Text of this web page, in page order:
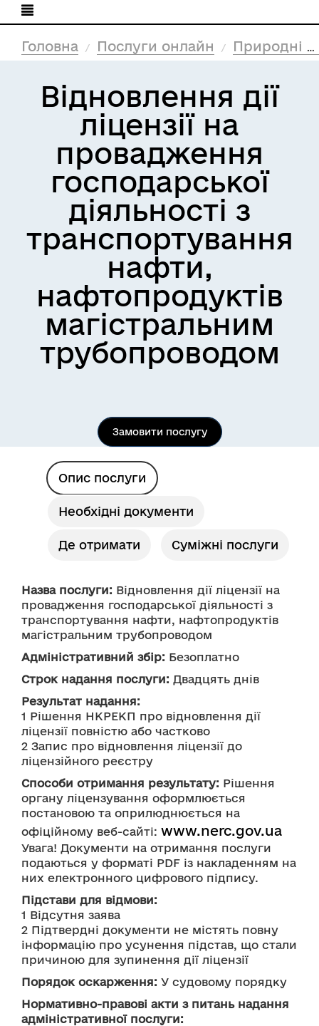
Головна Послуги онлайн Природні ресурси та екологія
Відновлення дії
ліцензії на
провадження
господарської
діяльності з
транспортування
нафти,
нафтопродуктів
магістральним
трубопроводом
Замовити послугу
Опис послуги
Необхідні документи
Де отримати Суміжні послуги
Назва послуги: Відновлення дії ліцензії на
провадження господарської діяльності з
транспортування нафти, нафтопродуктів
магістральним трубопроводом
Адміністративний збір: Безоплатно
Строк надання послуги: Двадцять днів
Результат надання:
1 Рішення НКРЕКП про відновлення дії
ліцензії повністю або частково
2 Запис про відновлення ліцензії до
ліцензійного реєстру
Способи отримання результату: Рішення
органу ліцензування оформлюється
постановою та оприлюднюється на
офіційному веб-сайті: www.nerc.gov.ua
Увага! Документи на отримання послуги
подаються у форматі PDF із накладенням на
них електронного цифрового підпису.
Підстави для відмови:
1 Відсутня заява
2 Підтвердні документи не містять повну
інформацію про усунення підстав, що стали
причиною для зупинення дії ліцензії
Порядок оскарження: У судовому порядку
Нормативно-правові акти з питань надання
адміністративної послуги: